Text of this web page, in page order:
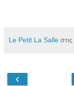
Le Petit La Salle στις
‹